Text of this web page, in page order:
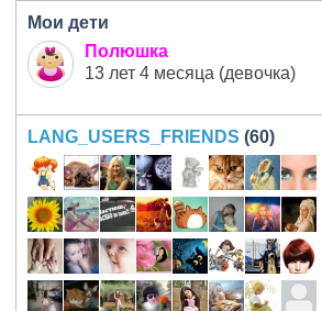
Мои дети
Полюшка
13 лет 4 месяца (девочка)
LANG_USERS_FRIENDS (60)